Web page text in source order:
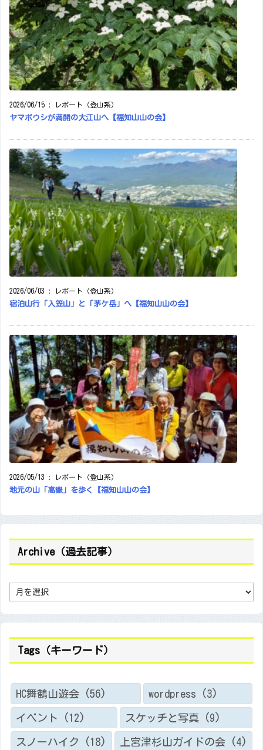
2026/06/15 : レポート（登山系）
ヤマボウシが満開の大江山へ【福知山山の会】
2026/06/03 : レポート（登山系）
宿泊山行「入笠山」と「茅ケ岳」へ【福知山山の会】
2026/05/13 : レポート（登山系）
地元の山「高嶽」を歩く【福知山山の会】
Archive（過去記事）
c
e
去
）
Tags（キーワード）
HC舞鶴山遊会 (56) wordpress (3)
イベント (12) スケッチと写真 (9)
スノーハイク (18) 上宮津杉山ガイドの会(4)